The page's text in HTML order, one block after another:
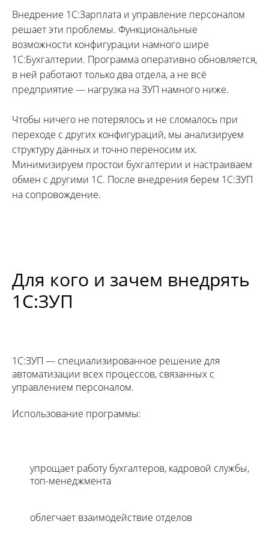
Внедрение 1С:Зарплата и управление персоналом
решает эти проблемы. Функциональные
возможности конфигурации намного шире
1С:Бухгалтерии. Программа оперативно обновляется,
в ней работают только два отдела, а не всё
предприятие — нагрузка на ЗУП намного ниже.
Чтобы ничего не потерялось и не сломалось при
переходе с других конфигураций, мы анализируем
структуру данных и точно переносим их.
Минимизируем простои бухгалтерии и настраиваем
обмен с другими 1С. После внедрения берем 1С:ЗУП
на сопровождение.
Для кого и зачем внедрять
1С:ЗУП
1С:ЗУП — специализированное решение для
автоматизации всех процессов, связанных с
управлением персоналом.
Использование программы:
упрощает работу бухгалтеров, кадровой службы,
топ-менеджмента
облегчает взаимодействие отделов